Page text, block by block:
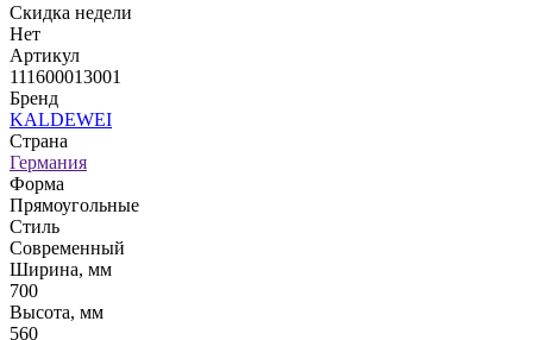
Скидка недели
Нет
Артикул
111600013001
Бренд
KALDEWEI
Страна
Германия
Форма
Прямоугольные
Стиль
Современный
Ширина, мм
700
Высота, мм
560